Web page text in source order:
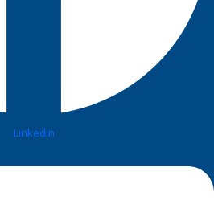
Linkedin